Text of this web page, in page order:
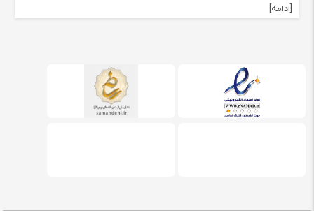
[ادامه]